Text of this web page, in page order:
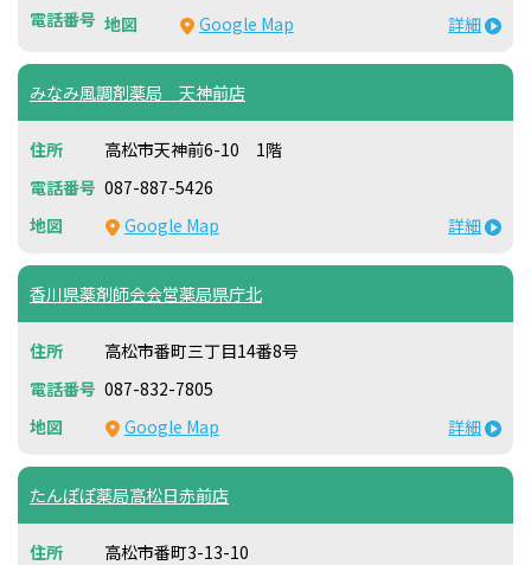
Google Map
詳細
みなみ風調剤薬局 天神前店
高松市天神前6-10 1階
087-887-5426
Google Map
詳細
香川県薬剤師会会営薬局県庁北
高松市番町三丁目14番8号
087-832-7805
Google Map
詳細
たんぽぽ薬局高松日赤前店
高松市番町3-13-10